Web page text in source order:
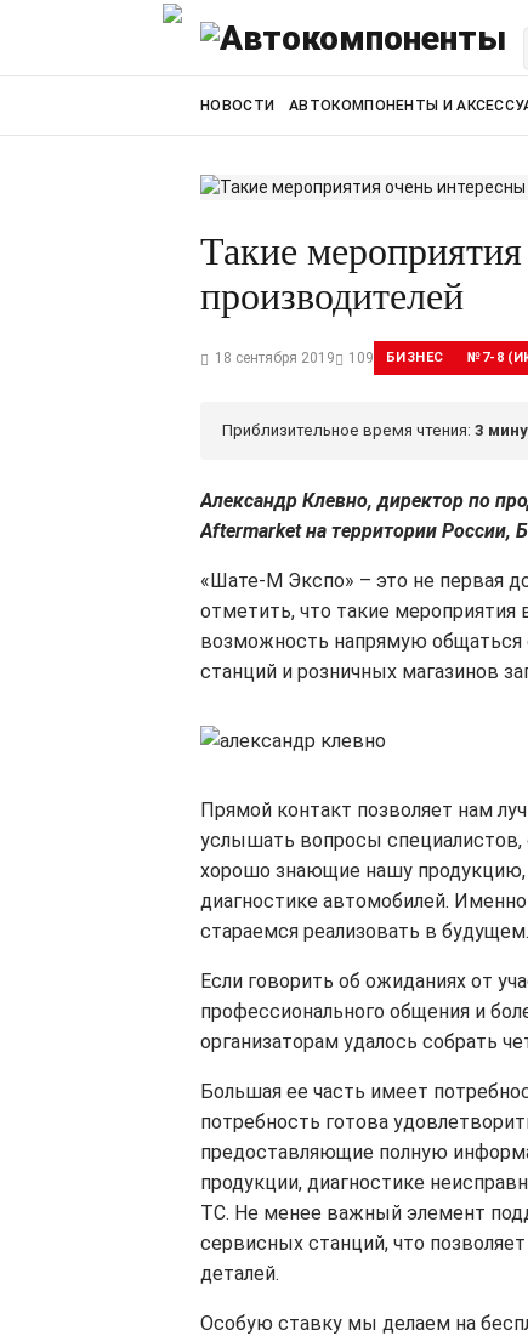
НОВОСТИ АВТОКОМПОНЕНТЫ И
Такие
производителей
18 сентября 2019 109 БИЗНЕС №7-8
Приблизительное время чтения: 3
Александр Клевно, директор по
Aftermarket на территории России,
«Шате-М Экспо» – это не первая
отметить, что такие мероприятия
возможность напрямую общаться
станций и розничных магазинов
Прямой контакт позволяет нам
услышать вопросы
хорошо знающие нашу продукцию,
диагностике автомобилей.
стараемся реализовать в будущем.
Если говорить об ожиданиях от
профессионального общения и
организаторам удалось собрать
Большая ее часть имеет
потребность готова
предоставляющие полную
продукции, диагностике
ТС. Не менее важный элемент
сервисных станций, что
деталей.
Особую ставку мы делаем на